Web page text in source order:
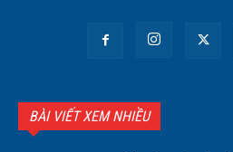
BÀI VIẾT XEM NHIỀU